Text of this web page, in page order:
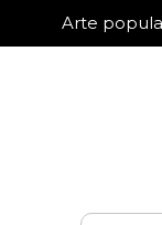
Arte